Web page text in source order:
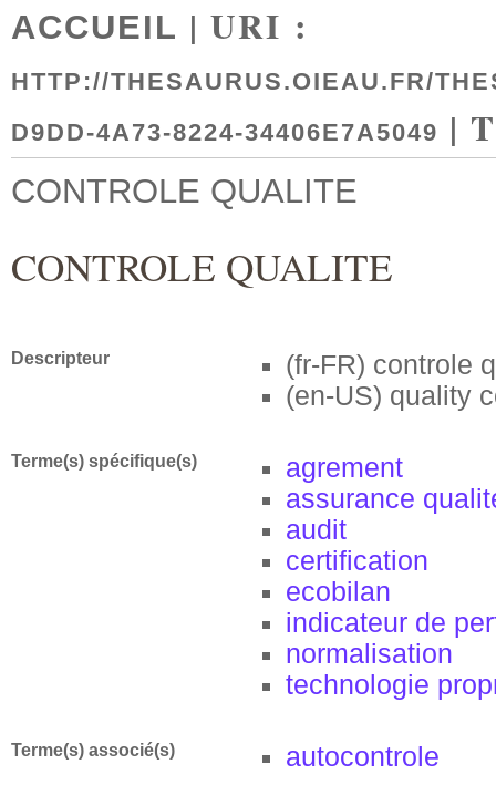
ACCUEIL | URI :
HTTP://THESAURUS.OIEAU.FR/
D9DD-4A73-8224-34406E7A5049 |
CONTROLE QUALITE
CONTROLE QUALITE
Descripteur (fr-FR) controle
(en-US) quality
Terme(s) spécifique(s)
agrement
assurance
audit
certification
ecobilan
indicateur de
normalisation
technologie
Terme(s) associé(s) autocontrole